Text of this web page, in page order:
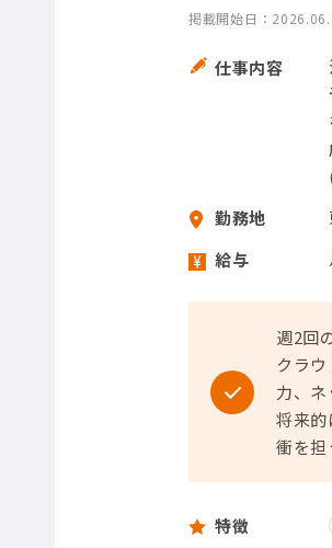
掲載開始日：
仕事内容
勤務地
給与
週2回
クラ
力、
将来
衝を担
特徴